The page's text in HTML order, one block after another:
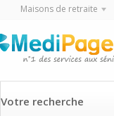
Maisons de retraite
Votre recherche